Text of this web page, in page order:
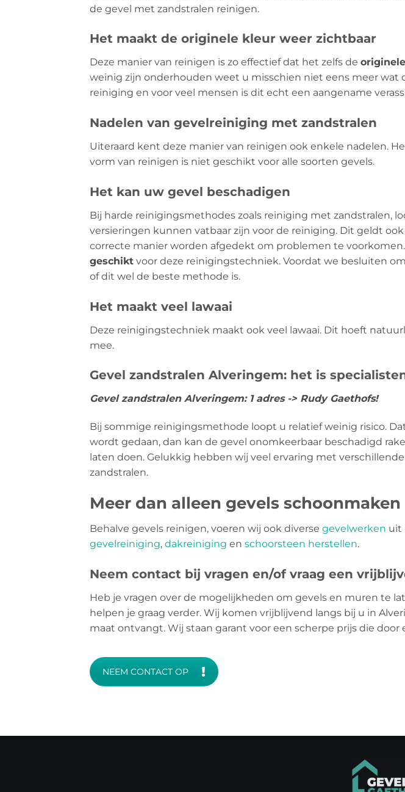
de gevel met zandstralen reinigen.
Het maakt de originele kleur weer zichtbaar
Deze manier van reinigen is zo effectief dat het zelfs de
weinig zijn onderhouden weet u misschien niet eens meer wat
reiniging en voor veel mensen is dit echt een aangename
Nadelen van gevelreiniging met zandstralen
Uiteraard kent deze manier van reinigen ook enkele nadelen.
vorm van reinigen is niet geschikt voor alle soorten gevels.
Het kan uw gevel beschadigen
Bij harde reinigingsmethodes zoals reiniging met zandstralen,
versieringen kunnen vatbaar zijn voor de reiniging. Dit geldt
correcte manier worden afgedekt om problemen te voorkomen.
geschikt voor deze reinigingstechniek. Voordat we besluiten
of dit wel de beste methode is.
Het maakt veel lawaai
Deze reinigingstechniek maakt ook veel lawaai. Dit hoeft
mee.
Gevel zandstralen Alveringem: het is
Gevel zandstralen Alveringem: 1 adres -> Rudy Gaethofs!
Bij sommige reinigingsmethode loopt u relatief weinig risico.
wordt gedaan, dan kan de gevel onomkeerbaar beschadigd
laten doen. Gelukkig hebben wij veel ervaring met
zandstralen.
Meer dan alleen gevels schoonmaken
Behalve gevels reinigen, voeren wij ook diverse gevelwerken uit
gevelreiniging, dakreiniging en schoorsteen herstellen.
Neem contact bij vragen en/of vraag een
Heb je vragen over de mogelijkheden om gevels en muren te
helpen je graag verder. Wij komen vrijblijvend langs bij u in
maat ontvangt. Wij staan garant voor een scherpe prijs die
NEEM CONTACT OP